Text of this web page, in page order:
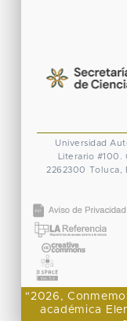
Universidad
Literario #100.
2262300 Toluca,
"2026,
académica